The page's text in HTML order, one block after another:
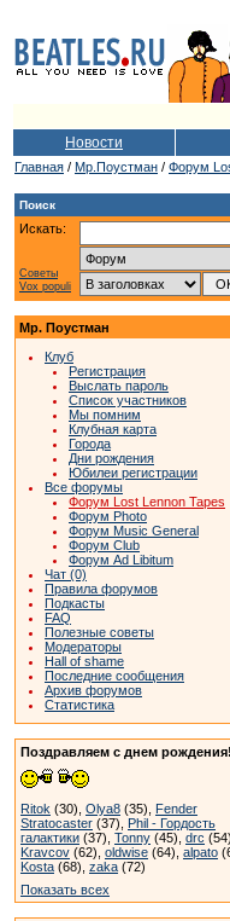
Новости
Главная / Мр.Поустман / Форум
Поиск
Искать:
Советы
Vox populi
Мр. Поустман
Клуб
Регистрация
Выслать пароль
Список участников
Мы помним
Клубная карта
Города
Дни рождения
Юбилеи регистрации
Все форумы
Форум Lost Lennon Tapes
Форум Photo
Форум Music General
Форум Club
Форум Ad Libitum
Чат (0)
Правила форумов
Подкасты
FAQ
Полезные советы
Модераторы
Hall of shame
Последние сообщения
Архив форумов
Статистика
Поздравляем с днем рождения!
Ritok (30), Olya8 (35), Fender
Stratocaster (37), Phil - Гордость
галактики (37), Tonny (45), drc (54),
Kravcov (62), oldwise (64), alpato
Kosta (68), zaka (72)
Показать всех